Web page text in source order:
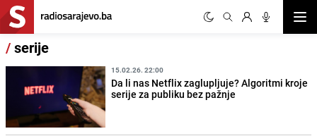
/serije
15.02.26. 22:00
Da li nas Netflix zaglupljuje? Algoritmi kroje
serije za publiku bez pažnje